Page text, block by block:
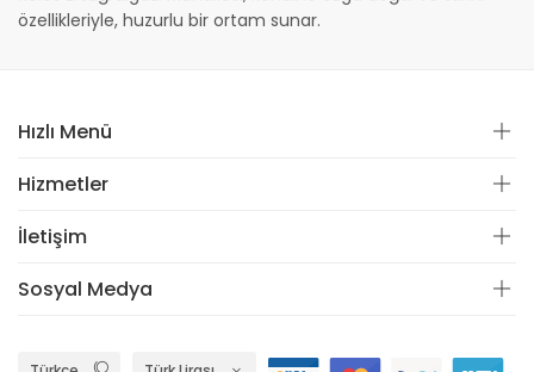
özellikleriyle, huzurlu bir ortam sunar.
Hızlı Menü
Hizmetler
İletişim
Sosyal Medya